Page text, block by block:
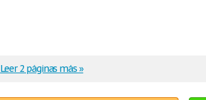
Leer 2 páginas más »